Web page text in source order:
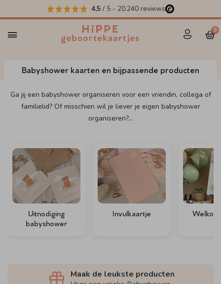
4,5 / 5 - 20.240 reviews
0
Babyshower kaarten en bijpassende producten
Ga jij een babyshower organiseren voor een vriendin, collega of
familielid? Of misschien wil je liever je eigen babyshower
organiseren?...
Uitnodiging
babyshower
Invulkaartje
Maak de leukste producten